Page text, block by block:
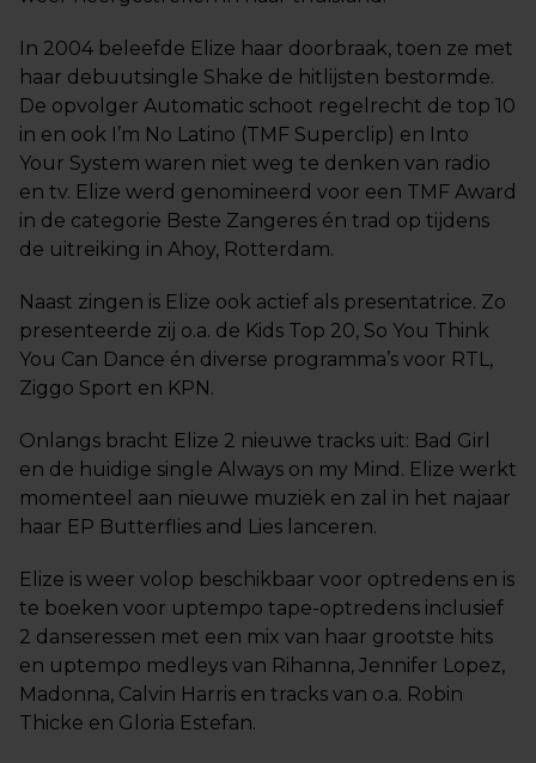
In 2004 beleefde Elize haar doorbraak, toen ze met
haar debuutsingle Shake de hitlijsten bestormde.
De opvolger Automatic schoot regelrecht de top 10
in en ook I’m No Latino (TMF Superclip) en Into
Your System waren niet weg te denken van radio
en tv. Elize werd genomineerd voor een TMF Award
in de categorie Beste Zangeres én trad op tijdens
de uitreiking in Ahoy, Rotterdam.
Naast zingen is Elize ook actief als presentatrice. Zo
presenteerde zij o.a. de Kids Top 20, So You Think
You Can Dance én diverse programma’s voor RTL,
Ziggo Sport en KPN.
Onlangs bracht Elize 2 nieuwe tracks uit: Bad Girl
en de huidige single Always on my Mind. Elize werkt
momenteel aan nieuwe muziek en zal in het najaar
haar EP Butterflies and Lies lanceren.
Elize is weer volop beschikbaar voor optredens en is
te boeken voor uptempo tape-optredens inclusief
2 danseressen met een mix van haar grootste hits
en uptempo medleys van Rihanna, Jennifer Lopez,
Madonna, Calvin Harris en tracks van o.a. Robin
Thicke en Gloria Estefan.